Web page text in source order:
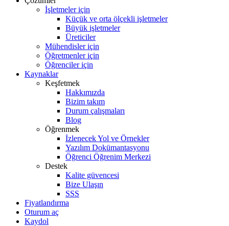
İşletmeler için
Küçük ve orta ölçekli işletmeler
Büyük işletmeler
Üreticiler
Mühendisler için
Öğretmenler için
Öğrenciler için
Kaynaklar
Keşfetmek
Hakkımızda
Bizim takım
Durum çalışmaları
Blog
Öğrenmek
İzlenecek Yol ve Örnekler
Yazılım Dokümantasyonu
Öğrenci Öğrenim Merkezi
Destek
Kalite güvencesi
Bize Ulaşın
SSS
Fiyatlandırma
Oturum aç
Kaydol